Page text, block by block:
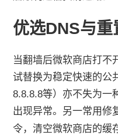
优选DNS与
当翻墙后微软商店打不
试替换为稳定快速的公
8.8.8.8等）亦不失为一
出现异常。另一常用修
令，清空微软商店的缓